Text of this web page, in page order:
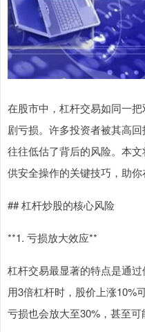
在股市中，杠杆交易如同一
剧亏损。许多投资者被其高
往往低估了背后的风险。本
供安全操作的关键技巧，助你
## 杠杆炒股的核心风险
**1. 亏损放大效应**
杠杆交易最显著的特点是通
用3倍杠杆时，股价上涨10%
亏损也会放大至30%，甚至可